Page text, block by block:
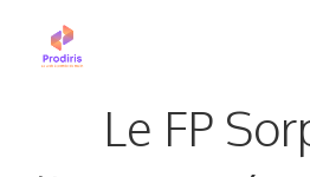
Le FP